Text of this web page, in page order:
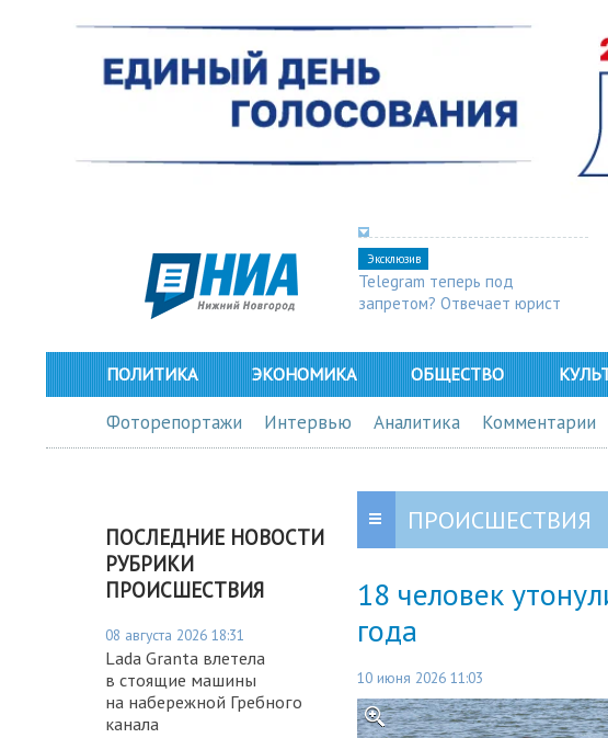
Эксклюзив
Telegram теперь под
запретом? Отвечает юрист
ПОЛИТИКА ЭКОНОМИКА ОБЩЕСТВО
Фоторепортажи Интервью Аналитика Комментарии
ПОСЛЕДНИЕ НОВОСТИ
РУБРИКИ
ПРОИСШЕСТВИЯ
08 августа 2026 18:31
Lada Granta влетела
в стоящие машины
на набережной Гребного
канала
ПРОИСШЕСТВИЯ
18 человек
года
10 июня 2026 11:03